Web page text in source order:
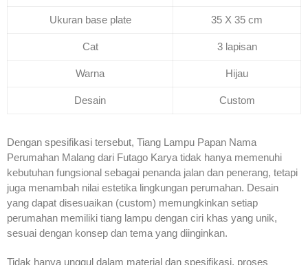
Ukuran base plate 35 X 35 cm
Cat 3 lapisan
Warna Hijau
Desain Custom
Dengan spesifikasi tersebut, Tiang Lampu Papan Nama
Perumahan Malang dari Futago Karya tidak hanya memenuhi
kebutuhan fungsional sebagai penanda jalan dan penerang, tetapi
juga menambah nilai estetika lingkungan perumahan. Desain
yang dapat disesuaikan (custom) memungkinkan setiap
perumahan memiliki tiang lampu dengan ciri khas yang unik,
sesuai dengan konsep dan tema yang diinginkan.
Tidak hanya unggul dalam material dan spesifikasi, proses